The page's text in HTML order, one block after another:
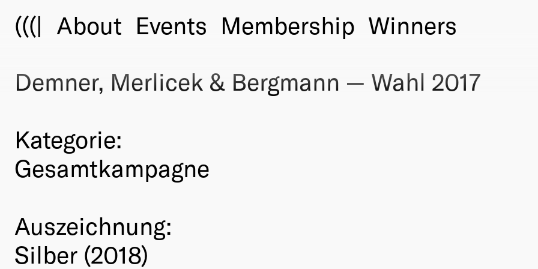
(((| About Events Membership Winners
Demner, Merlicek & Bergmann — Wahl 2017
Kategorie:
Gesamtkampagne
Auszeichnung:
Silber (2018)